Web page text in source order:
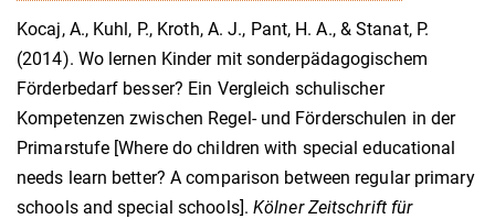
Kocaj, A., Kuhl, P., Kroth, A. J., Pant, H. A., & Stanat, P.
(2014). Wo lernen Kinder mit sonderpädagogischem
Förderbedarf besser? Ein Vergleich schulischer
Kompetenzen zwischen Regel- und Förderschulen in der
Primarstufe [Where do children with special educational
needs learn better? A comparison between regular primary
schools and special schools].Kölner Zeitschrift für